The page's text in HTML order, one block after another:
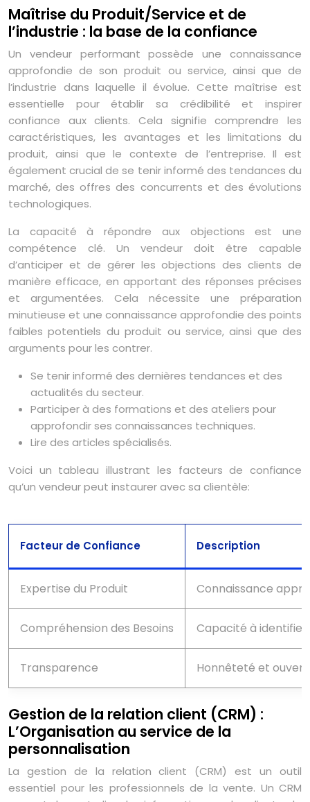
Maîtrise du Produit/Service et de
l’industrie : la base de la confiance
Un vendeur performant possède une connaissance
approfondie de son produit ou service, ainsi que de
l’industrie dans laquelle il évolue. Cette maîtrise est
essentielle pour établir sa crédibilité et inspirer
confiance aux clients. Cela signifie comprendre les
caractéristiques, les avantages et les limitations du
produit, ainsi que le contexte de l’entreprise. Il est
également crucial de se tenir informé des tendances du
marché, des offres des concurrents et des évolutions
technologiques.
La capacité à répondre aux objections est une
compétence clé. Un vendeur doit être capable
d’anticiper et de gérer les objections des clients de
manière efficace, en apportant des réponses précises
et argumentées. Cela nécessite une préparation
minutieuse et une connaissance approfondie des points
faibles potentiels du produit ou service, ainsi que des
arguments pour les contrer.
Se tenir informé des dernières tendances et des
actualités du secteur.
Participer à des formations et des ateliers pour
approfondir ses connaissances techniques.
Lire des articles spécialisés.
Voici un tableau illustrant les facteurs de confiance
qu’un vendeur peut instaurer avec sa clientèle:
Facteur de Confiance Description
Expertise du Produit Connaissance
Compréhension des Besoins Capacité à
Transparence Honnêteté et
Gestion de la relation client (CRM) :
L’Organisation au service de la
personnalisation
La gestion de la relation client (CRM) est un outil
essentiel pour les professionnels de la vente. Un CRM